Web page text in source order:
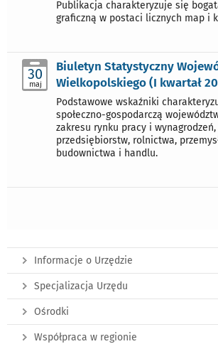
Publikacja charakteryzuje się
graficzną w postaci licznych map i
30
maj
Biuletyn Statystyczny
Wielkopolskiego (I kwartał
Podstawowe wskaźniki
społeczno-gospodarczą
zakresu rynku pracy i
przedsiębiorstw, rolnictwa,
budownictwa i handlu.
Informacje o Urzędzie
Specjalizacja Urzędu
Ośrodki
Współpraca w regionie